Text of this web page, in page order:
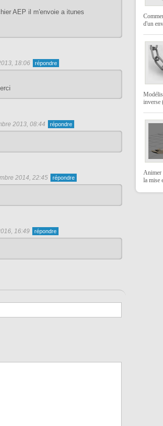
AEP il m'envoie a itunes
18:06
2013, 08:44
2014, 22:45
16:49
d'un
inverse
Animer
la mise